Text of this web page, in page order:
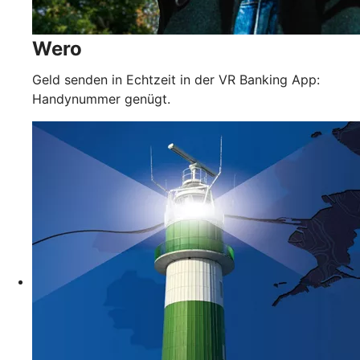
Wero
Geld senden in Echtzeit in der VR Banking App:
Handynummer genügt.